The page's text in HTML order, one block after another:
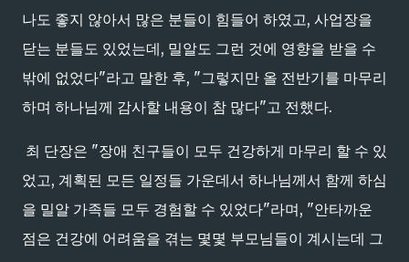
나도 좋지 않아서 많은 분들이 힘들어 하였고, 사업장을
닫는 분들도 있었는데, 밀알도 그런 것에 영향을 받을 수
밖에 없었다"라고 말한 후, "그렇지만 올 전반기를 마무리
하며 하나님께 감사할 내용이 참 많다"고 전했다.
최 단장은 "장애 친구들이 모두 건강하게 마무리 할 수 있
었고, 계획된 모든 일정들 가운데서 하나님께서 함께 하심
을 밀알 가족들 모두 경험할 수 있었다"라며, "안타까운
점은 건강에 어려움을 겪는 몇몇 부모님들이 계시는데 그